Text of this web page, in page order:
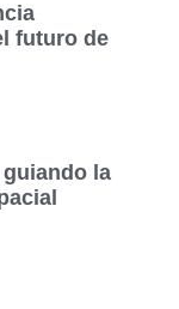
futuro de
la